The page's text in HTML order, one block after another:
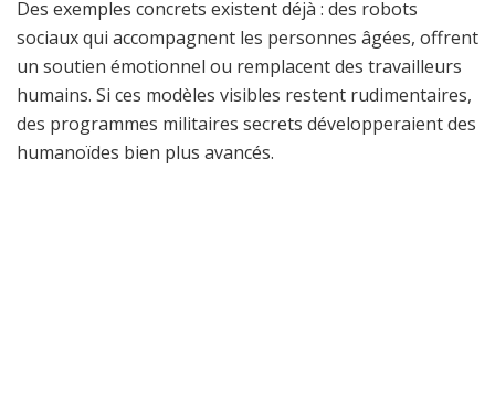
Des exemples concrets existent déjà : des robots
sociaux qui accompagnent les personnes âgées, offrent
un soutien émotionnel ou remplacent des travailleurs
humains. Si ces modèles visibles restent rudimentaires,
des programmes militaires secrets développeraient des
humanoïdes bien plus avancés.